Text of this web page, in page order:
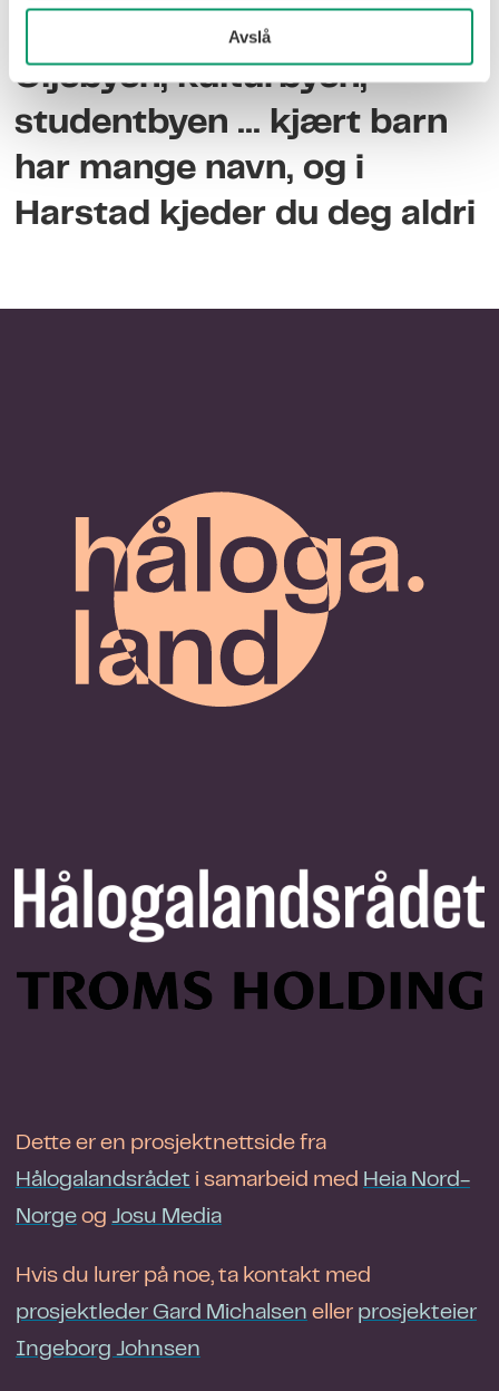
Avslå
Oljebyen, kulturbyen,
studentbyen ... kjært barn
har mange navn, og i
Harstad kjeder du deg aldri
Dette er en prosjektnettside fra
Hålogalandsrådet i samarbeid med Heia Nord-
Norgeog Josu Media
Hvis du lurer på noe, ta kontakt med
prosjektleder Gard Michalsen eller prosjekteier
Ingeborg Johnsen